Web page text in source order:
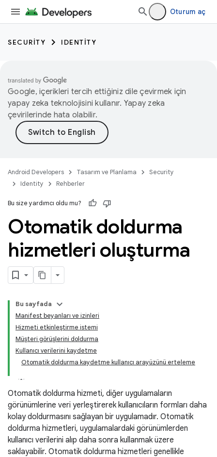
Oturum aç
SECURITY IDENTITY
Google, içerikleri tercih ettiğiniz dile çevirmek için
yapay zeka teknolojisini kullanır. Yapay zeka
çevirilerinde hata olabilir.
Android Developers Tasarım ve Planlama
Security
Identity
Rehberler
Bu size yardımcı oldu mu?
Otomatik doldurma
hizmetleri oluşturma
Bu sayfada
Manifest beyanları ve izinleri
Hizmeti etkinleştirme istemi
Müşteri görüşlerini doldurma
Kullanıcı verilerini kaydetme
Otomatik doldurma kaydetme kullanıcı arayüzünü erteleme
Otomatik doldurma hizmeti, diğer uygulamaların
görünümlerine veri yerleştirerek kullanıcıların formları daha
kolay doldurmasını sağlayan bir uygulamadır. Otomatik
doldurma hizmetleri, uygulamalardaki görünümlerden
kullanıcı verilerini alıp daha sonra kullanmak üzere
saklayabilir. Otomatik doldurma hizmetleri genellikle